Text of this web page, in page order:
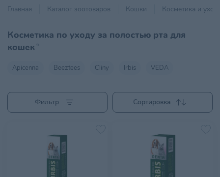
Главная
Каталог зоотоваров Кошки Косметика и уход
Косметика по уходу за полостью рта для
кошек 6
Apicenna Beeztees Cliny Irbis VEDA
Фильтр Сортировка